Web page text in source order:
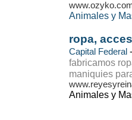
Animales y
ropa,
Capital Federal -
fabricamos
maniquies
Animales y